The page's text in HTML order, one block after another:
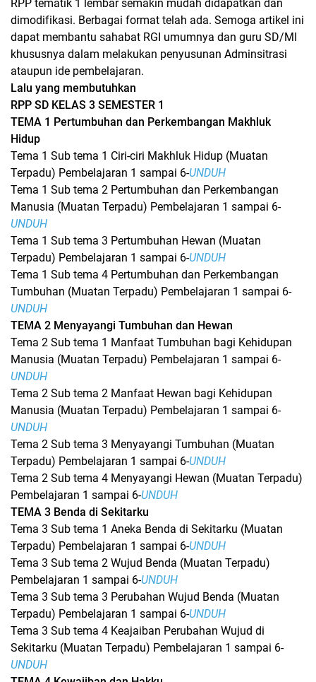
RPP tematik 1 lembar semakin mudah didapatkan dan
dimodifikasi. Berbagai format telah ada. Semoga artikel ini
dapat membantu sahabat RGI umumnya dan guru SD/MI
khususnya dalam melakukan penyusunan Adminsitrasi
ataupun ide pembelajaran.
Lalu yang membutuhkan
RPP SD KELAS 3 SEMESTER 1
TEMA 1 Pertumbuhan dan Perkembangan Makhluk
Hidup
Tema 1 Sub tema 1 Ciri-ciri Makhluk Hidup (Muatan
Terpadu) Pembelajaran 1 sampai 6-UNDUH
Tema 1 Sub tema 2 Pertumbuhan dan Perkembangan
Manusia (Muatan Terpadu) Pembelajaran 1 sampai 6-
UNDUH
Tema 1 Sub tema 3 Pertumbuhan Hewan (Muatan
Terpadu) Pembelajaran 1 sampai 6-UNDUH
Tema 1 Sub tema 4 Pertumbuhan dan Perkembangan
Tumbuhan (Muatan Terpadu) Pembelajaran 1 sampai 6-
UNDUH
TEMA 2 Menyayangi Tumbuhan dan Hewan
Tema 2 Sub tema 1 Manfaat Tumbuhan bagi Kehidupan
Manusia (Muatan Terpadu) Pembelajaran 1 sampai 6-
UNDUH
Tema 2 Sub tema 2 Manfaat Hewan bagi Kehidupan
Manusia (Muatan Terpadu) Pembelajaran 1 sampai 6-
UNDUH
Tema 2 Sub tema 3 Menyayangi Tumbuhan (Muatan
Terpadu) Pembelajaran 1 sampai 6-UNDUH
Tema 2 Sub tema 4 Menyayangi Hewan (Muatan Terpadu)
Pembelajaran 1 sampai 6-UNDUH
TEMA 3 Benda di Sekitarku
Tema 3 Sub tema 1 Aneka Benda di Sekitarku (Muatan
Terpadu) Pembelajaran 1 sampai 6-UNDUH
Tema 3 Sub tema 2 Wujud Benda (Muatan Terpadu)
Pembelajaran 1 sampai 6-UNDUH
Tema 3 Sub tema 3 Perubahan Wujud Benda (Muatan
Terpadu) Pembelajaran 1 sampai 6-UNDUH
Tema 3 Sub tema 4 Keajaiban Perubahan Wujud di
Sekitarku (Muatan Terpadu) Pembelajaran 1 sampai 6-
UNDUH